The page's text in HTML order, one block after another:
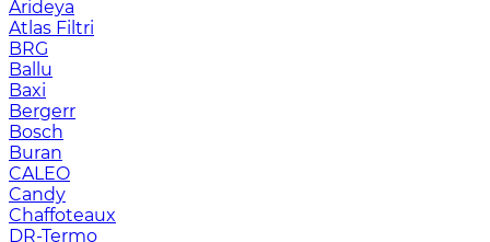
Arideya
Atlas Filtri
BRG
Ballu
Baxi
Bergerr
Bosch
Buran
CALEO
Candy
Chaffoteaux
DR-Termo